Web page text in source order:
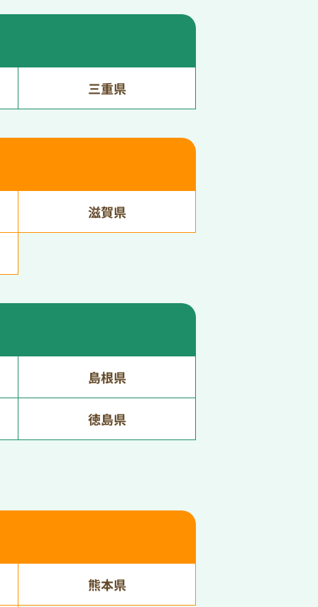
三重県
滋賀県
島根県
徳島県
熊本県